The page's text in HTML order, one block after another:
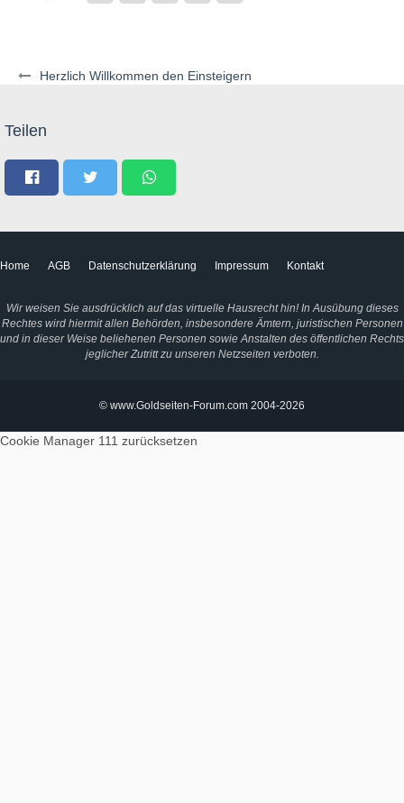
Herzlich Willkommen den Einsteigern
Teilen
Home AGB Datenschutzerklärung Impressum Kontakt
Wir weisen Sie ausdrücklich auf das virtuelle Hausrecht hin! In Ausübung dieses
Rechtes wird hiermit allen Behörden, insbesondere Ämtern, juristischen Personen
und in dieser Weise beliehenen Personen sowie Anstalten des öffentlichen Rechts
jeglicher Zutritt zu unseren Netzseiten verboten.
© www.Goldseiten-Forum.com 2004-2026
Cookie Manager 111 zurücksetzen